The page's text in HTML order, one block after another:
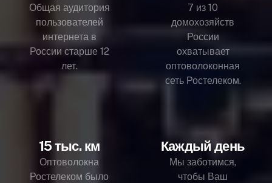
Общая аудитория
пользователей
интернета в
России старше 12
лет.
7 из 10
домохозяйств
России
охватывает
оптоволоконная
сеть Ростелеком.
15 тыс. км
Оптоволокна
Ростелеком было
Каждый день
Мы заботимся,
чтобы Ваш